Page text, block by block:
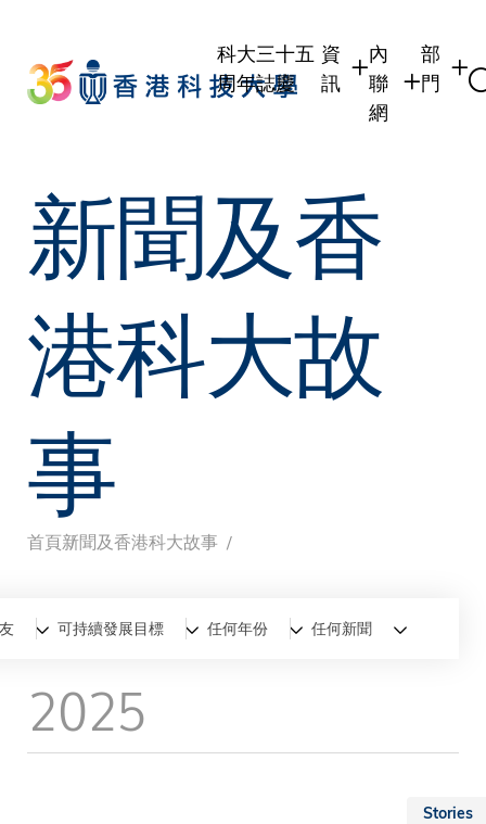
main
content
科大三十五
周年誌慶
資
訊
校友
傳媒
公眾
內
聯
網
部
門
新聞及香
港科大故
事
導
航
連
結
首頁新聞及香港科大故事
全部新聞香港科大故事
可持續發展目標 任何年份 任何新聞
2025
Stories